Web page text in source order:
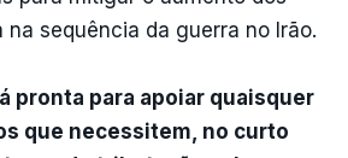
na sequência da guerra no Irão.
pronta para apoiar quaisquer
que necessitem, no curto